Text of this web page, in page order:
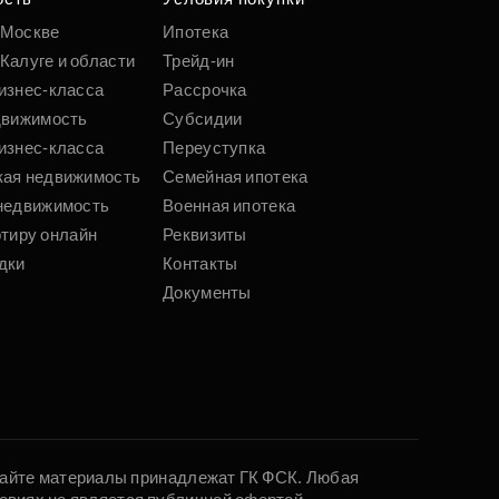
и области
класса
класса
недвижимость
онлайн
Ипотека
Трейд-ин
Рассрочка
Субсидии
Переуступка
Семейная ипотека
Военная ипотека
Реквизиты
Контакты
Документы
материалы принадлежат ГК ФСК. Любая